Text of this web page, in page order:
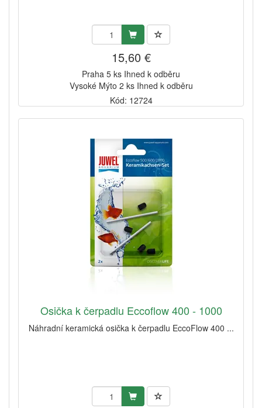
15,60 €
Praha 5 ks Ihned k odběru
Vysoké Mýto 2 ks Ihned k odběru
Kód: 12724
Osička k čerpadlu Eccoflow 400 - 1000
Náhradní keramická osička k čerpadlu EccoFlow 400 ...